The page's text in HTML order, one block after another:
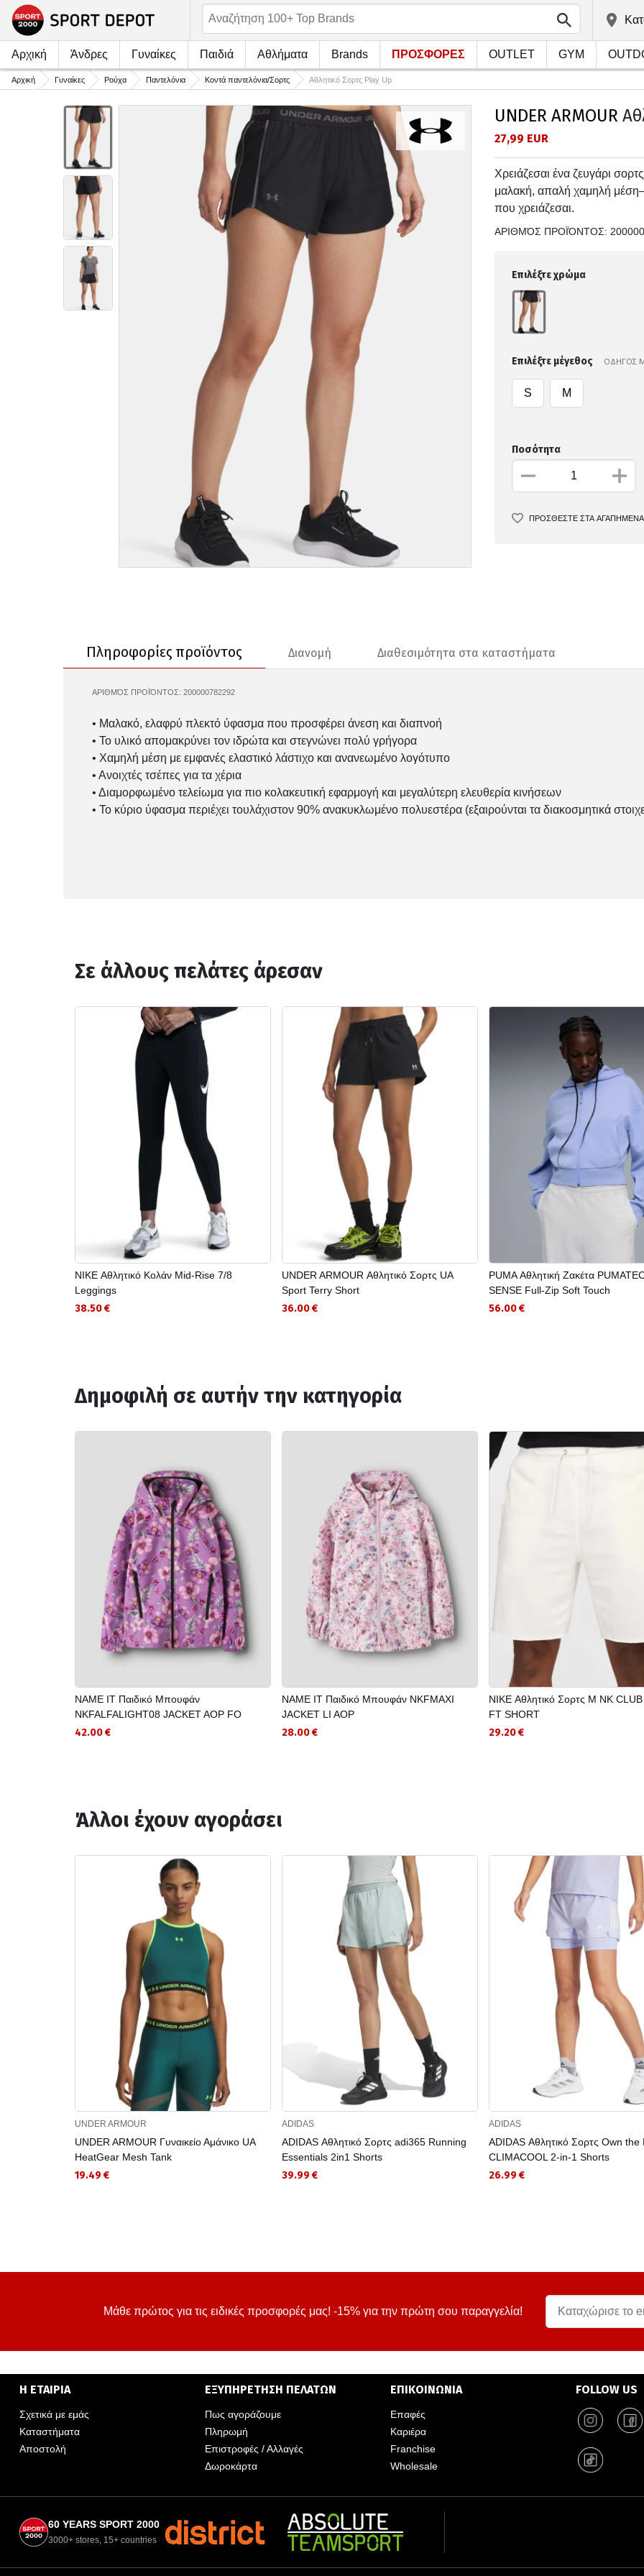
Αρχική Άνδρες Γυναίκες Παιδιά Αθλήματα Brands ΠΡΟΣΦΟΡΕΣ OUTLET GYM
Αρχική Γυναίκες Ρούχα Παντελόνια Κοντά παντελόνια/Σορτς Αθλητικό Σορτς Play Up
UNDER ARMOUR
27,99 EUR
Χρειάζεσαι ένα ζευγάρι
μαλακή, απαλή χαμηλή
που χρειάζεσαι.
ΑΡΙΘΜΌΣ ΠΡΟΪΌΝΤΟΣ:
Επιλέξτε χρώμα
Επιλέξτε μέγεθος ΟΔΗΓΟΣ
S M
Ποσότητα
ΠΡΟΣΘΕΣΤΕ ΣΤΑ ΑΓΑΠΗΜΕΝΑ
Πληροφορίες προϊόντος Διανομή Διαθεσιμότητα στα καταστήματα
ΑΡΙΘΜΌΣ ΠΡΟΪΌΝΤΟΣ: 200000782292
• Μαλακό, ελαφρύ πλεκτό ύφασμα που προσφέρει άνεση και διαπνοή
• Το υλικό απομακρύνει τον ιδρώτα και στεγνώνει πολύ γρήγορα
• Χαμηλή μέση με εμφανές ελαστικό λάστιχο και ανανεωμένο λογότυπο
• Ανοιχτές τσέπες για τα χέρια
• Διαμορφωμένο τελείωμα για πιο κολακευτική εφαρμογή και μεγαλύτερη ελευθερία κινήσεων
• Το κύριο ύφασμα περιέχει τουλάχιστον 90% ανακυκλωμένο πολυεστέρα (εξαιρούνται τα διακοσμητικά
Σε άλλους πελάτες άρεσαν
NIKE Αθλητικό Κολάν Mid-Rise 7/8
Leggings
38.50 €
UNDER ARMOUR Αθλητικό Σορτς UA
Sport Terry Short
36.00 €
PUMA Αθλητική Ζακέτα
SENSE Full-Zip Soft Touch
56.00 €
Δημοφιλή σε αυτήν την κατηγορία
NAME IT Παιδικό Μπουφάν
NKFALFALIGHT08 JACKET AOP FO
42.00 €
NAME IT Παιδικό Μπουφάν NKFMAXI
JACKET LI AOP
28.00 €
NIKE Αθλητικό Σορτς M NK
FT SHORT
29.20 €
Άλλοι έχουν αγοράσει
UNDER ARMOUR
UNDER ARMOUR Γυναικείο Αμάνικο UA
HeatGear Mesh Tank
19.49 €
ADIDAS
ADIDAS Αθλητικό Σορτς adi365 Running
Essentials 2in1 Shorts
39.99 €
ADIDAS
ADIDAS Αθλητικό Σορτς Own the
CLIMACOOL 2-in-1 Shorts
26.99 €
Μάθε πρώτος για τις ειδικές προσφορές μας! -15% για την πρώτη σου παραγγελία!
Η ΕΤΑΙΡΙΑ
Σχετικά με εμάς
Καταστήματα
Αποστολή
ΕΞΥΠΗΡΕΤΗΣΗ ΠΕΛΑΤΩΝ
Πως αγοράζουμε
Πληρωμή
Επιστροφές / Αλλαγές
Δωροκάρτα
ΕΠΙΚΟΙΝΩΝΙΑ
Επαφές
Καριέρα
Franchise
Wholesale
FOLLOW US
60 YEARS SPORT 2000
3000+ stores, 15+ countries